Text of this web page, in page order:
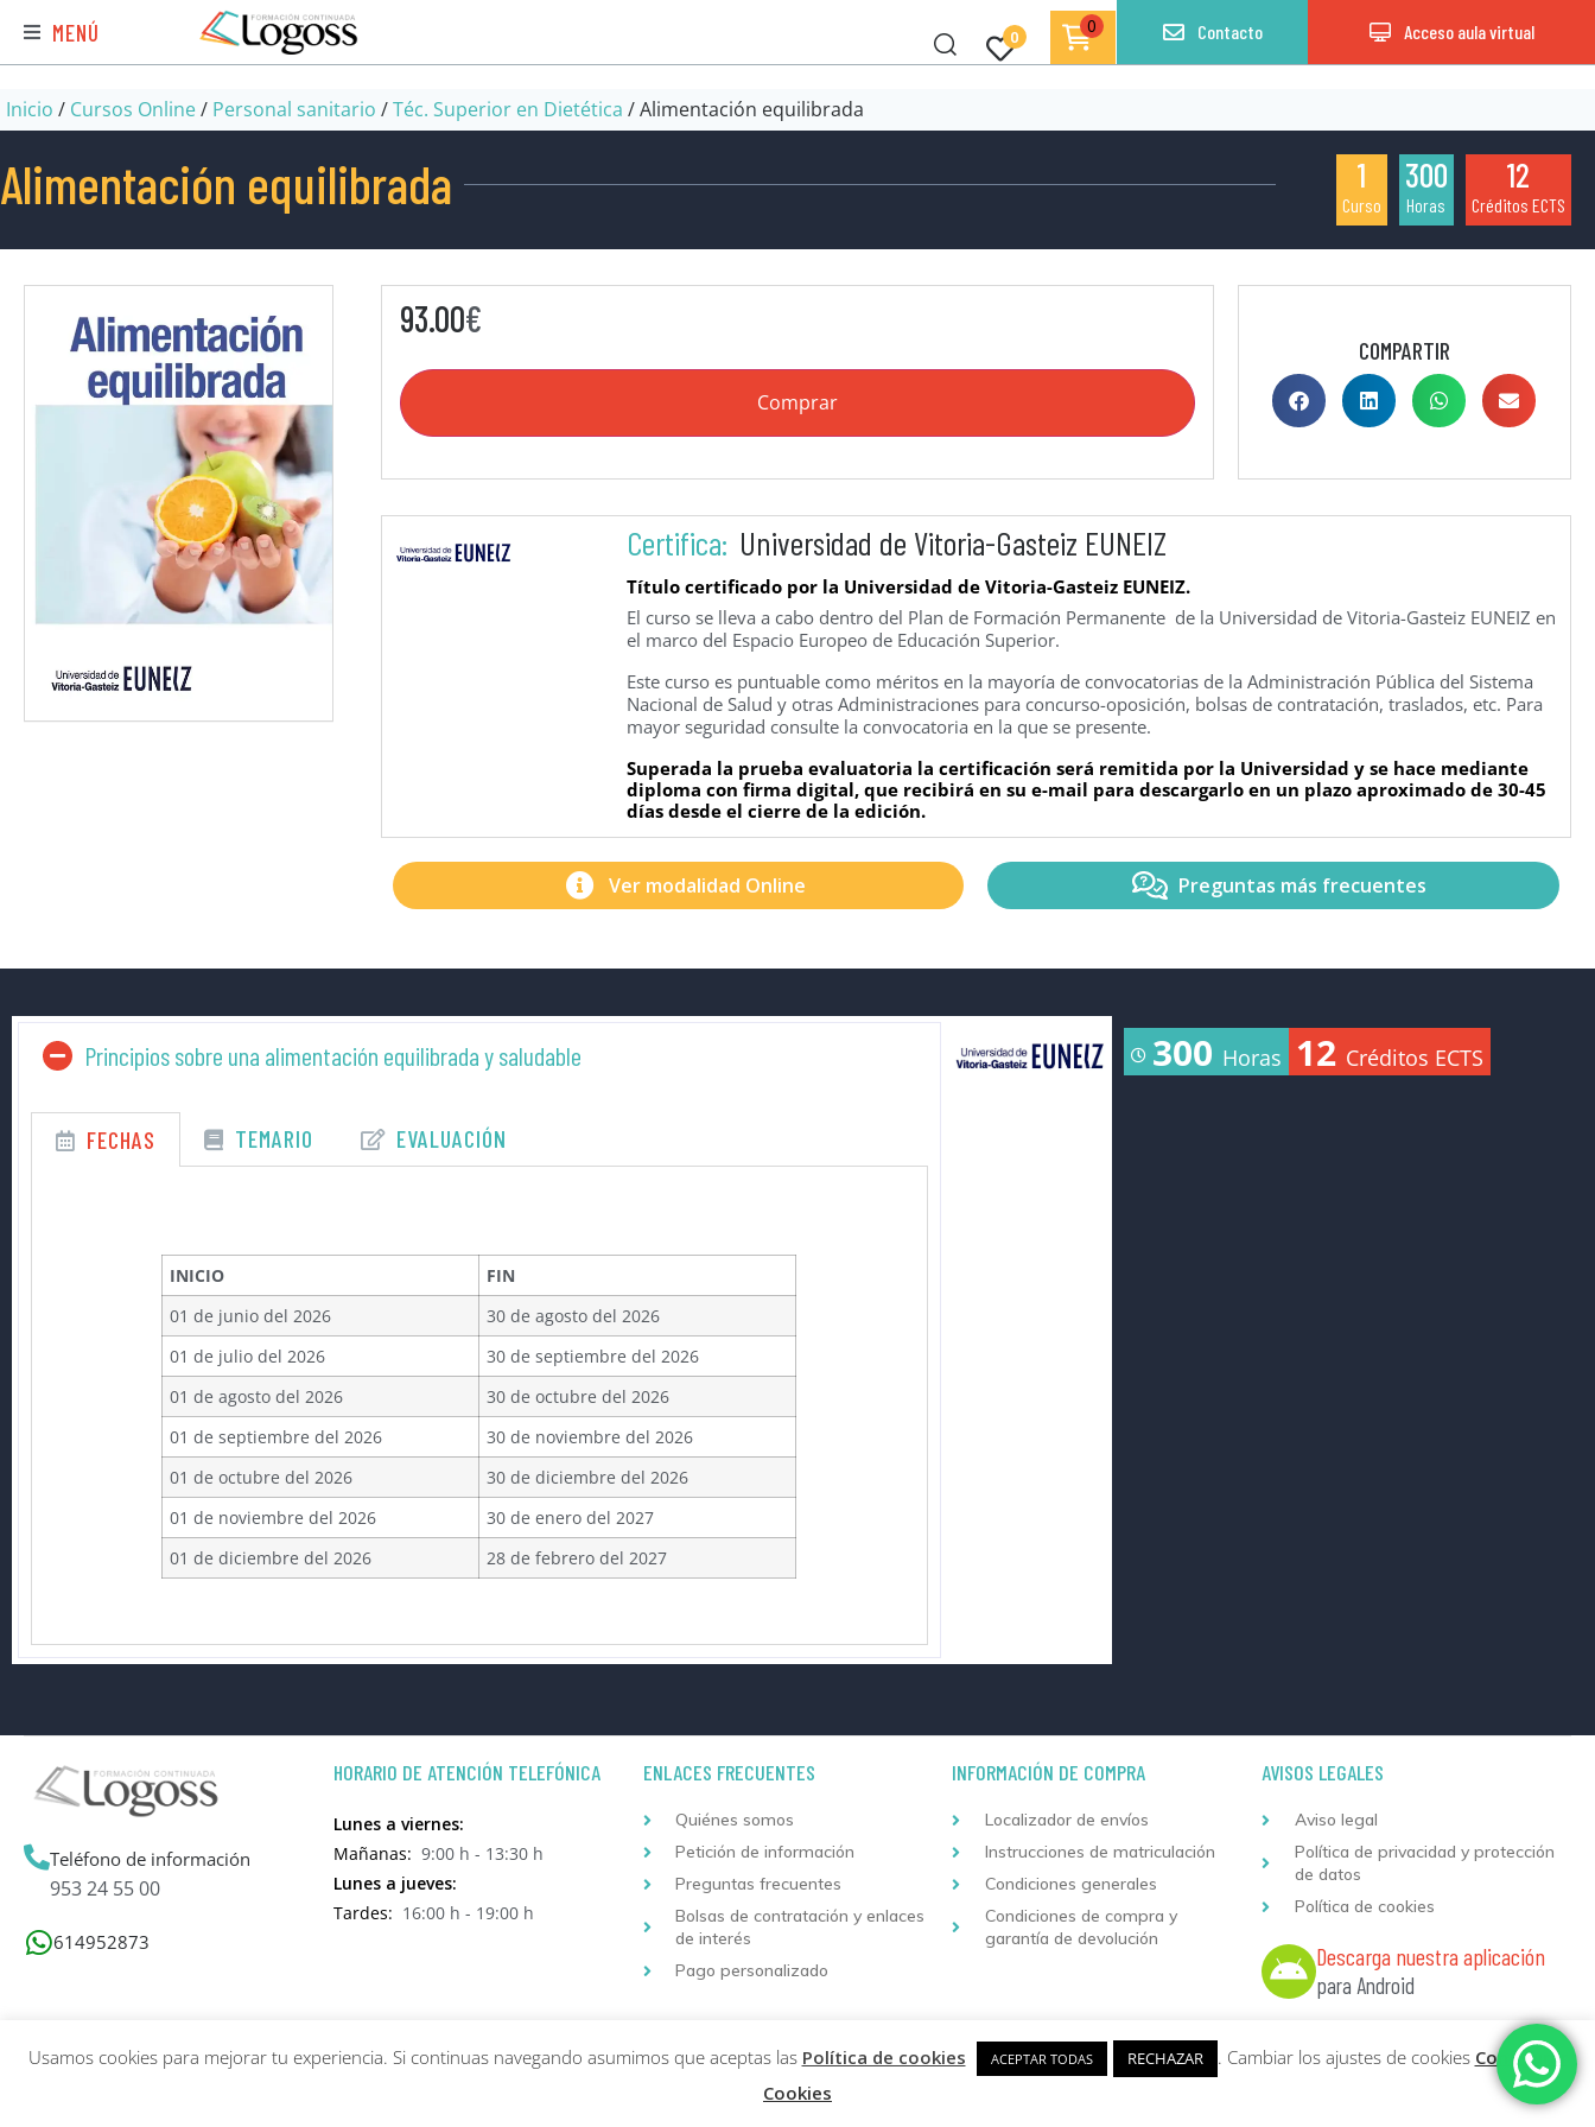
MENÚ 0
0 Contacto Acceso aula virtual
Inicio / Cursos Online/ Personal sanitario /Téc. Superior en Dietética / Alimentación equilibrada
Alimentación equilibrada 1
Curso
300
Horas
12
Créditos ECTS
93.00€
Comprar
COMPARTIR
Certifica: Universidad de Vitoria-Gasteiz EUNEIZ
Título certificado por la Universidad de Vitoria-Gasteiz EUNEIZ.
El curso se lleva a cabo dentro del Plan de Formación Permanente de la Universidad de Vitoria-Gasteiz EUNEIZ en
el marco del Espacio Europeo de Educación Superior.
Este curso es puntuable como méritos en la mayoría de convocatorias de la Administración Pública del Sistema
Nacional de Salud y otras Administraciones para concurso-oposición, bolsas de contratación, traslados, etc. Para
mayor seguridad consulte la convocatoria en la que se presente.
Superada la prueba evaluatoria la certificación será remitida por la Universidad y se hace mediante
diploma con firma digital, que recibirá en su e-mail para descargarlo en un plazo aproximado de 30-45
días desde el cierre de la edición.
Ver modalidad Online Preguntas más frecuentes
Principios sobre una alimentación equilibrada y saludable
FECHAS TEMARIO EVALUACIÓN
INICIO
FIN
01 de junio del 2026
30 de agosto del 2026
01 de julio del 2026
30 de septiembre del 2026
01 de agosto del 2026
30 de octubre del 2026
01 de septiembre del 2026
30 de noviembre del 2026
01 de octubre del 2026
30 de diciembre del 2026
01 de noviembre del 2026
30 de enero del 2027
01 de diciembre del 2026
28 de febrero del 2027
300 Horas 12 Créditos ECTS
Teléfono de información
953 24 55 00
614952873
HORARIO DE ATENCIÓN TELEFÓNICA
Lunes a viernes:
Mañanas: 9:00 h - 13:30 h
Lunes a jueves:
Tardes: 16:00 h - 19:00 h
ENLACES FRECUENTES
Quiénes somos
Petición de información
Preguntas frecuentes
Bolsas de contratación y enlaces
de interés
Pago personalizado
INFORMACIÓN DE COMPRA
Localizador de envíos
Instrucciones de matriculación
Condiciones generales
Condiciones de compra y
garantía de devolución
AVISOS LEGALES
Aviso legal
Política de privacidad y protección
de datos
Política de cookies
Descarga nuestra aplicación
para Android
Copyright © 2026 Formación Continuada Logoss | DesarrolloSumurdigital | All Rights Reserved
Usamos cookies para mejorar tu experiencia. Si continuas navegando asumimos que aceptas las Política de cookies ACEPTAR TODAS RECHAZAR . Cambiar los ajustes de cookies Configurar
Cookies